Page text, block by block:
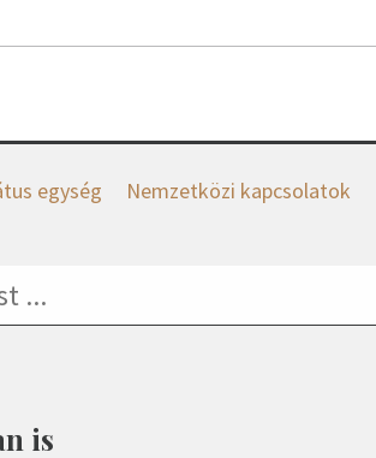
egység Nemzetközi kapcsolatok
is